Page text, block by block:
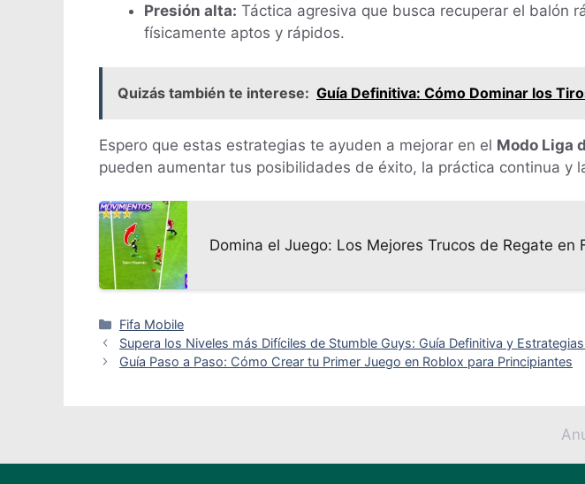
Presión alta: Táctica agresiva que busca recuperar el balón
físicamente aptos y rápidos.
Quizás también te interese: Guía Definitiva: Cómo Dominar los
Espero que estas estrategias te ayuden a mejorar en el Modo Liga
pueden aumentar tus posibilidades de éxito, la práctica continua y
Domina el Juego: Los Mejores Trucos de Regate en
Categorías
Fifa Mobile
Supera los Niveles más Difíciles de Stumble Guys: Guía Definitiva y
Guía Paso a Paso: Cómo Crear tu Primer Juego en Roblox para Principiantes